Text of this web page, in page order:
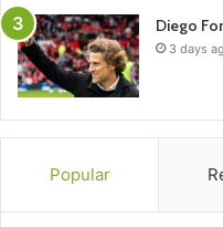
Diego
3 days
Popular